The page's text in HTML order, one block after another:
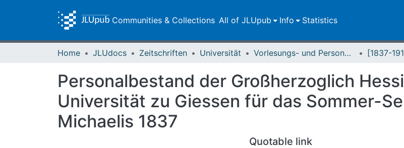
Communities & Collections All of JLUpub Info Statistics
Home JLUdocs Zeitschriften Universität Vorlesungs- und Personalverzeichnis / Justus-Liebig-Universität Gießen
Personalbestand der Großherzoglich
Universität zu Giessen für das Sommer-
Michaelis 1837
Quotable link